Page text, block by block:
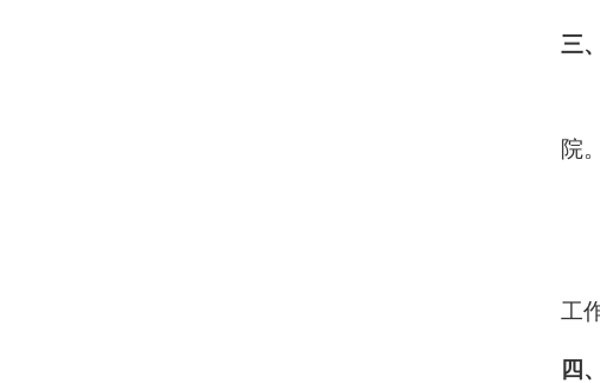
三
院。
工
四